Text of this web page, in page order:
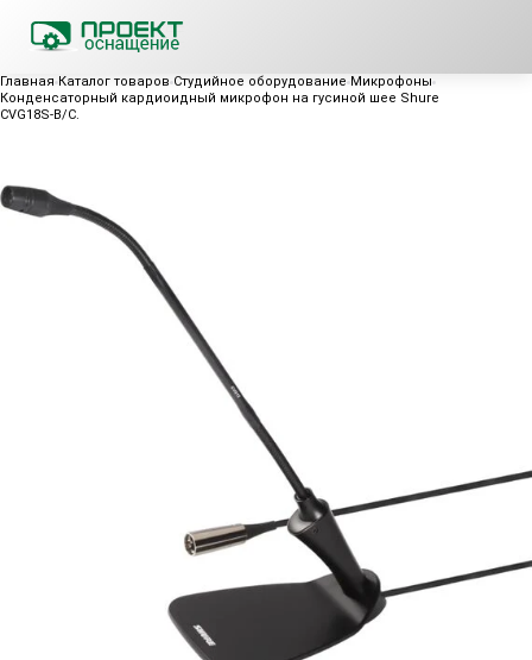
Главная Каталог товаров Студийное оборудование Микрофоны
Конденсаторный кардиоидный микрофон на гусиной шее Shure
CVG18S-B/C.